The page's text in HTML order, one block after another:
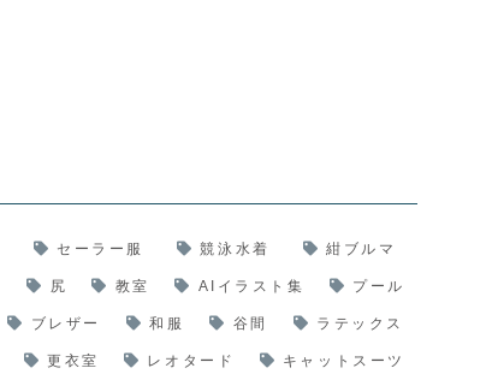
セーラー服 競泳水着 紺ブルマ
尻 教室 AIイラスト集 プール
ブレザー 和服 谷間 ラテックス
更衣室 レオタード キャットスーツ